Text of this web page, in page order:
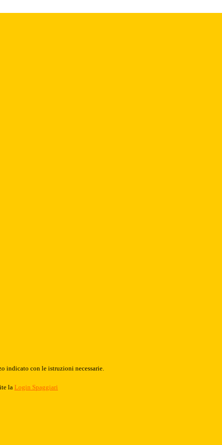
indicato con le istruzioni necessarie.
la Login Spaggiari